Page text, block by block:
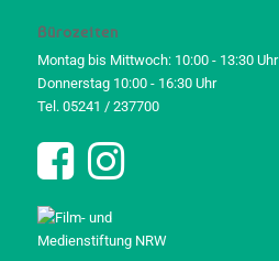
Bürozeiten
Montag bis Mittwoch: 10:00 - 13:30 Uhr
Donnerstag 10:00 - 16:30 Uhr
Tel. 05241 / 237700